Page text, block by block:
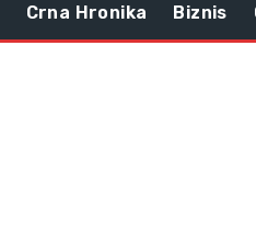
Crna Hronika Biznis